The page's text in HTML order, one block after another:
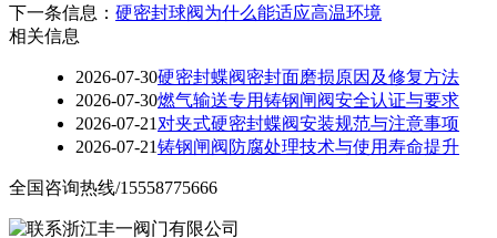
下一条信息： 硬密封球阀为什么能适应高温环境
相关信息
2026-07-30硬密封蝶阀密封面磨损原因及修复方法
2026-07-30燃气输送专用铸钢闸阀安全认证与要求
2026-07-21 对夹式硬密封蝶阀安装规范与注意事项
2026-07-21铸钢闸阀防腐处理技术与使用寿命提升
全国咨询热线/15558775666